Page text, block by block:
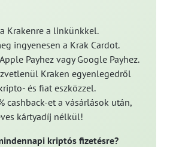
Krakenre a linkünkkel.
ingyenesen a Krak Cardot.
Payhez vagy Google Payhez.
Kraken egyenlegedről
és fiat eszközzel.
cashback-et a vásárlások után,
kártyadíj nélkül!
kriptós fizetésre?